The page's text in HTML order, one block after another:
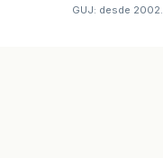
GUJ: desde 2002.